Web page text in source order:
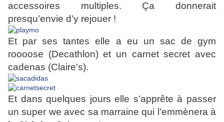
accessoires multiples. Ça donnerait
presqu’envie d’y rejouer !
Et par ses tantes elle a eu un sac de gym
roooose (Decathlon) et un carnet secret avec
cadenas (Claire's).
Et dans quelques jours elle s’apprête à passer
un super we avec sa marraine qui l’emmènera à